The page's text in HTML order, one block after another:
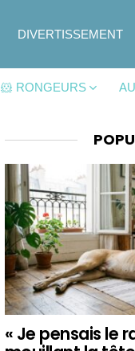
DIVERTISSEMENT
🐹 RONGEURS
« Je pensais le